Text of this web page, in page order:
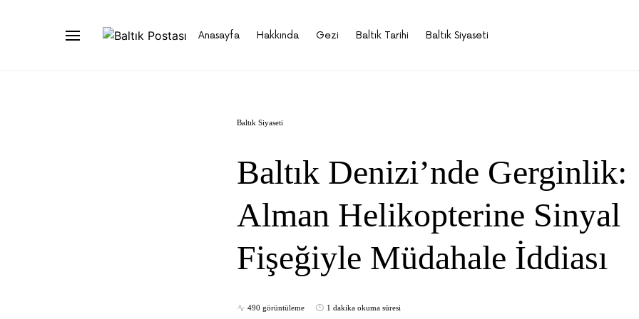
Anasayfa Hakkında Gezi Baltık Tarihi Baltık Siyaseti
Baltık Siyaseti
Baltık Denizi’nde Gerginlik:
Alman Helikopterine Sinyal
Fişeğiyle Müdahale İddiası
490 görüntüleme 1 dakika okuma süresi